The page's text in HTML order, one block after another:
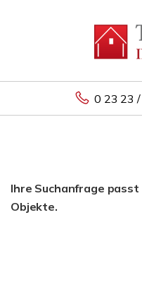
0 23 23
Ihre Suchanfrage
Objekte.